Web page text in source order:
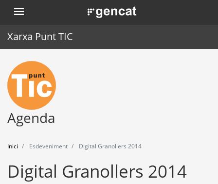
Vés
al
. Obre en una nova finestra.
Xarxa Punt TIC
Inici
Punt TIC
Actualitat
Eines
Agenda
Inici Esdeveniment Digital Granollers 2014
Digital Granollers 2014